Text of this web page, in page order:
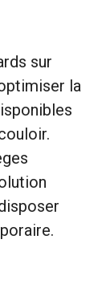
sur
la